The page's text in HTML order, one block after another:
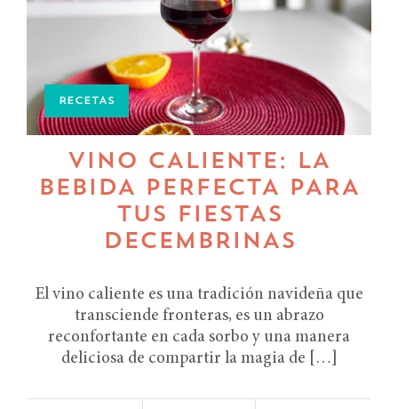
RECETAS
VINO CALIENTE: LA
BEBIDA PERFECTA PARA
TUS FIESTAS
DECEMBRINAS
El vino caliente es una tradición navideña que
transciende fronteras, es un abrazo
reconfortante en cada sorbo y una manera
deliciosa de compartir la magia de […]